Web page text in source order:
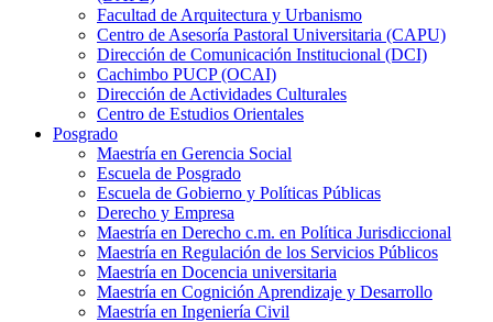
Facultad de Arquitectura y Urbanismo
Centro de Asesoría Pastoral Universitaria (CAPU)
Dirección de Comunicación Institucional (DCI)
Cachimbo PUCP (OCAI)
Dirección de Actividades Culturales
Centro de Estudios Orientales
Posgrado
Maestría en Gerencia Social
Escuela de Posgrado
Escuela de Gobierno y Políticas Públicas
Derecho y Empresa
Maestría en Derecho c.m. en Política Jurisdiccional
Maestría en Regulación de los Servicios Públicos
Maestría en Docencia universitaria
Maestría en Cognición Aprendizaje y Desarrollo
Maestría en Ingeniería Civil